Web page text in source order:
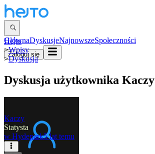
GłównaDyskusjeNajnowszeSpołeczności
Zaloguj się
Hejto
>Wpisy
>Dyskusja
Dyskusja użytkownika Kaczy
Kaczy
Statysta
w Hydepark5 lat temu